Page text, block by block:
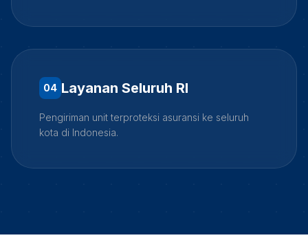
04 Layanan Seluruh RI
Pengiriman unit terproteksi asuransi ke seluruh
kota di Indonesia.